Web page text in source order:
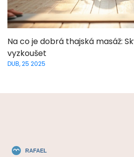
Na co je dobrá thajská masáž:
vyzkoušet
DUB, 25 2025